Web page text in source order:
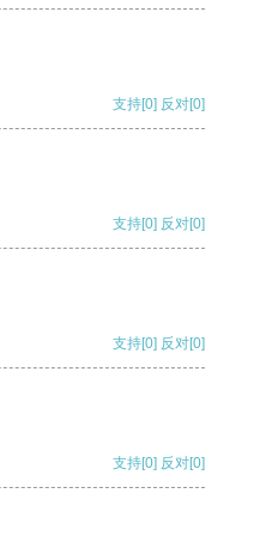
支持[0] 反对[0]
支持[0] 反对[0]
支持[0] 反对[0]
支持[0] 反对[0]